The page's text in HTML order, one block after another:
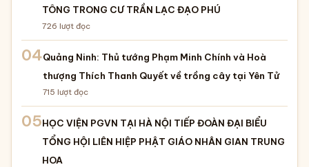
TÔNG TRONG CƯ TRẦN LẠC ĐẠO PHÚ
726 lượt đọc
04Quảng Ninh: Thủ tướng Phạm Minh Chính và Hoà
thượng Thích Thanh Quyết về trồng cây tại Yên Tử
715 lượt đọc
05HỌC VIỆN PGVN TẠI HÀ NỘI TIẾP ĐOÀN ĐẠI BIỂU
TỔNG HỘI LIÊN HIỆP PHẬT GIÁO NHÂN GIAN TRUNG
HOA